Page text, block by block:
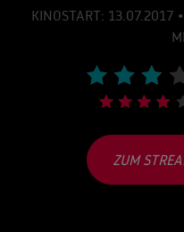
KINOSTART:
ZUM